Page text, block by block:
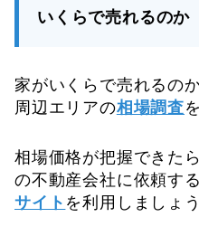
いくらで売れるのか
家がいくらで売れるの
周辺エリアの相場調査
相場価格が把握できた
の不動産会社に依頼す
サイト を利用しましょう